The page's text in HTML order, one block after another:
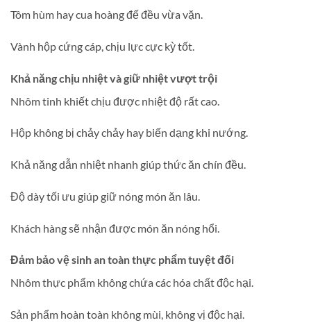
Tôm hùm hay cua hoàng đế đều vừa vặn.
Vành hộp cứng cáp, chịu lực cực kỳ tốt.
Khả năng chịu nhiệt và giữ nhiệt vượt trội
Nhôm tinh khiết chịu được nhiệt độ rất cao.
Hộp không bị chảy chảy hay biến dạng khi nướng.
Khả năng dẫn nhiệt nhanh giúp thức ăn chín đều.
Độ dày tối ưu giúp giữ nóng món ăn lâu.
Khách hàng sẽ nhận được món ăn nóng hổi.
Đảm bảo vệ sinh an toàn thực phẩm tuyệt đối
Nhôm thực phẩm không chứa các hóa chất độc hại.
Sản phẩm hoàn toàn không mùi, không vị độc hại.